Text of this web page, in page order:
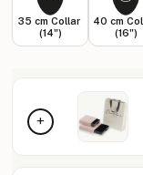
35 cm Collar
(14")
40 cm
(16")